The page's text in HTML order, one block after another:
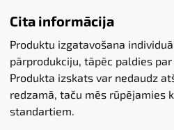
Cita informācija
Produktu izgatavošana
pārprodukciju, tāpēc paldies
Produkta izskats var nedaudz
redzamā, taču mēs rūpējamies
standartiem.